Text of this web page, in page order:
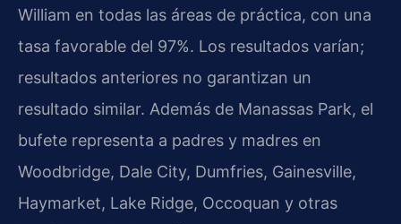
William en todas las áreas de práctica, con una
tasa favorable del 97%. Los resultados varían;
resultados anteriores no garantizan un
resultado similar. Además de Manassas Park, el
bufete representa a padres y madres en
Woodbridge, Dale City, Dumfries, Gainesville,
Haymarket, Lake Ridge, Occoquan y otras